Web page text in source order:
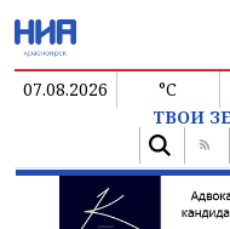
07.08.2026 °C
ТВОИ